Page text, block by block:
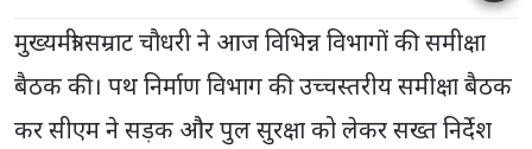
मुख्यमंत्री सम्राट चौधरी ने आज विभिन्न विभागों की समीक्षा
बैठक की। पथ निर्माण विभाग की उच्चस्तरीय समीक्षा बैठक
कर सीएम ने सड़क और पुल सुरक्षा को लेकर सख्त निर्देश